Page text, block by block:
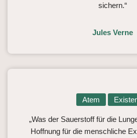
sichern.“
Jules Verne
Atem
„Was der Sauerstoff für die
Hoffnung für die menschliche